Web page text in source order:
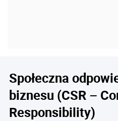
Społeczna
biznesu (CSR –
Responsibility)